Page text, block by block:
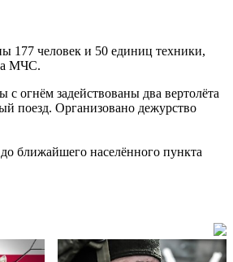
177 человек и 50 единиц техники,
МЧС.
с огнём задействованы два вертолёта
поезд. Организовано дежурство
ближайшего населённого пункта